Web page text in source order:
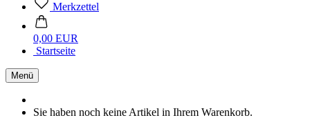
Merkzettel
0,00 EUR
Startseite
Menü
Sie haben noch keine Artikel in Ihrem Warenkorb.